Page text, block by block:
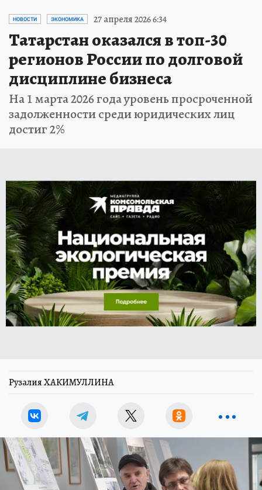
НОВОСТИ ЭКОНОМИКА 27 апреля 2026 6:34
Татарстан оказался в топ-30
регионов России по долговой
дисциплине бизнеса
На 1 марта 2026 года уровень просроченной
задолженности среди юридических лиц
достиг 2%
Рузалия ХАКИМУЛЛИНА